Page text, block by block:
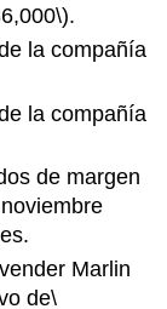
.
la compañía
la compañía
de margen
Marlin
de\